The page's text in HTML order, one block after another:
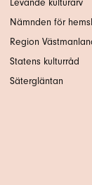
Nämnden för
Region
Statens kulturråd
Sätergläntan